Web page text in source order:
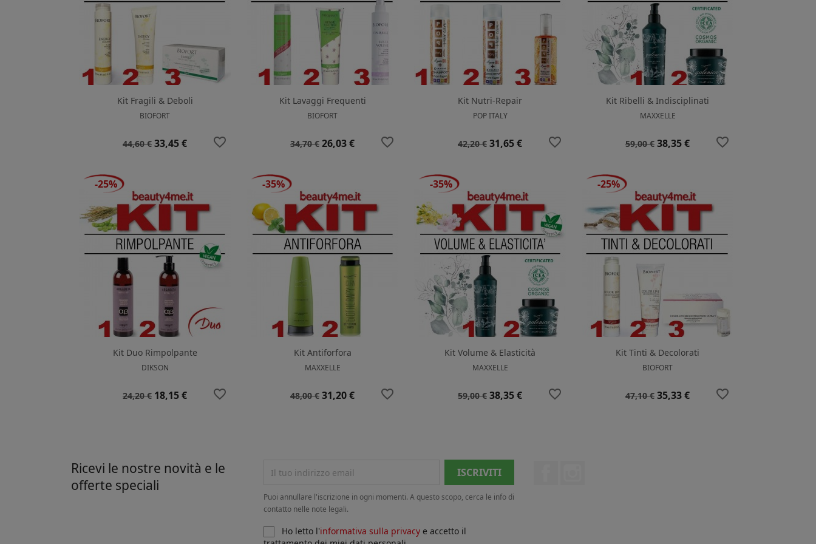
Kit Fragili & Deboli
BIOFORT
Prezzo
44,60 € Prezzo
33,45 € favorite_border
Kit Lavaggi Frequenti
BIOFORT
Prezzo
34,70 € Prezzo
26,03 € favorite_border
Kit Nutri-Repair
POP ITALY
Prezzo
42,20 € Prezzo
31,65 € favorite_border
Kit Ribelli & Indisciplinati
MAXXELLE
Prezzo
59,00 € Prezzo
38,35 € favorite_border
Kit Duo Rimpolpante
DIKSON
Prezzo
24,20 € Prezzo
18,15 €
-25%
favorite_border
Kit Antiforfora
MAXXELLE
Prezzo
48,00 € Prezzo
31,20 €
-35%
favorite_border
Kit Volume & Elasticità
MAXXELLE
Prezzo
59,00 € Prezzo
38,35 €
-35%
favorite_border
Kit Tinti & Decolorati
BIOFORT
Prezzo
47,10 € Prezzo
35,33 €
-25%
favorite_border
Ricevi le nostre novità e le
offerte speciali
Puoi annullare l'iscrizione in ogni momenti. A questo scopo, cerca le info di
contatto nelle note legali.
Ho letto l'informativa sulla privacye accetto il